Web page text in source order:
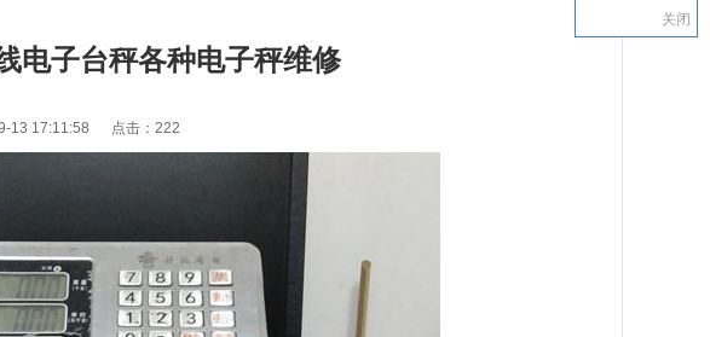
电子台秤各种电子秤维修
13 17:11:58 点击： 222
关闭